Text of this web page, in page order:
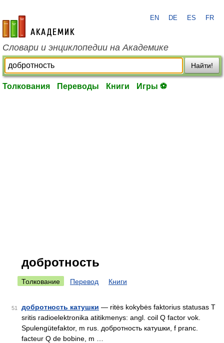
academic.ru
EN DE ES FR
Словари и энциклопедии на Академике
Найти!
Толкования Переводы Книги Игры ⚽
добротность
Толкование Перевод Книги
51 добротность катушки — ritės kokybės faktorius statusas T
sritis radioelektronika atitikmenys: angl. coil Q factor vok.
Spulengütefaktor, m rus. добротность катушки, f pranc.
facteur Q de bobine, m …